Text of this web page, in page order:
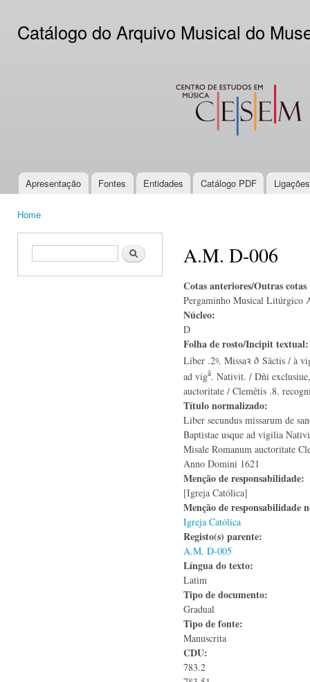
Catálogo do Arquivo Musical do
CESEM
Main menu
Apresentação Fontes Entidades Catálogo PDF
Home
Search form Search A.M. D-006
Cotas anteriores/Outras
Pergaminho Musical Litúrgico
Núcleo:
D
Folha de rosto/Incipit
Liber .2ꝰ. Missaꝛ ð Sãctis / à
ad vigã. Nativit. / Dñi
auctoritate / Clemẽtis .8.
Título normalizado:
Liber secundus missarum de
Baptistae usque ad vigilia
Misale Romanum auctoritate
Anno Domini 1621
Menção de responsabilidade:
[Igreja Católica]
Menção de responsabilidade
Igreja Católica
Registo(s) parente:
A.M. D-005
Língua do texto:
Latim
Tipo de documento:
Gradual
Tipo de fonte:
Manuscrita
CDU:
783.2